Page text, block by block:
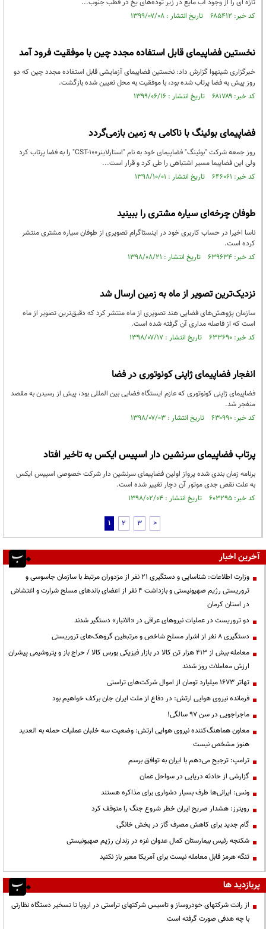
تازه ای را از وجود آب مایع در زیر توده‌های یخ در قطب جنوب...
کد خبر: ۶۸۵۴۱۲ تاریخ انتشار : ۱۳۹۹/۰۷/۰۸
نخستین فضاپیمای قابل استفاده مجدد چین با موفقیت فرود آمد
خبرگزاری شینهوا گزارش داد: نخستین فضاپیمای آزمایشی قابل استفاده مجدد چین که دو
روز پیش به فضا پرتاب شده بود، با موفقیت به محل تعیین شده بازگشت.
کد خبر: ۶۸۱۷۸۹ تاریخ انتشار : ۱۳۹۹/۰۶/۱۶
فضاپیمای بوئینگ با ناکامی به زمین بازمی‌گردد
روز جمعه شرکت "بوئینگ" فضاپیمای خود به نام "استارلاینرCST-۱۰۰" را به فضا پرتاب کرد
ولی این فضاپیما مسیر اشتباهی را طی کرد و قرار است...
کد خبر: ۶۴۶۰۶۱ تاریخ انتشار : ۱۳۹۸/۱۰/۰۱
طوفان چرخه‌ای سیاره مشتری را ببینید
ناسا اخیرا در حساب کاربری خود در اینستاگرام تصویری از طوفان سیاره مشتری منتشر
کرده است.
کد خبر: ۶۳۹۶۳۴ تاریخ انتشار : ۱۳۹۸/۰۸/۲۱
نزدیک‌ترین تصویر از ماه به زمین ارسال شد
سازمان پژوهش‌های فضایی هند تصویری از ماه منتشر کرد که دقیق‌ترین تصویر از ماه
است که از فاصله مداری آن گرفته شده است.
کد خبر: ۶۳۳۶۹۰ تاریخ انتشار : ۱۳۹۸/۰۷/۱۷
انفجار فضاپیمای ژاپنی کونوتوری در فضا
فضاپیمای ژاپنی کونوتوری که عازم ایستگاه فضایی بین المللی بود، پیش از رسیدن به مقصد
منفجر شد.
کد خبر: ۶۳۰۹۹۰ تاریخ انتشار : ۱۳۹۸/۰۷/۰۳
پرتاب فضاپیمای سرنشین دار اسپیس ایکس به تاخیر افتاد
برنامه زمان بندی شده پرواز اولین فضاپیمای سرنشین دار شرکت خصوصی اسپیس ایکس
به علت نقص جدی موتور آن دچار تغییر شده است.
کد خبر: ۶۰۳۲۹۵ تاریخ انتشار : ۱۳۹۸/۰۲/۰۴
1 2 3 >
آخرین اخبار
وزارت اطلاعات: شناسایی و دستگیری ۲۱ نفر از مزدوران مرتبط با سازمان جاسوسی و
تروریستی رژیم صهیونیستی و بازداشت ۴ نفر از اعضای باندهای مسلح شرارت و اغتشاش
در استان کرمان
دو تروریست در عملیات نیروهای عراقی در «الانبار» دستگیر شدند
دستگیری ۸ نفر از اشرار مسلح شاخص و مرتبطین گروهک‌های تروریستی
معامله بیش از ۴۱۳ هزار تن کالا در بازار فیزیکی بورس کالا / حراج باز و پتروشیمی پیشران
ارزش معاملات روز شدند
تهاتر ۱۶۷۳ میلیارد تومان از اموال شرکت‌های تراستی
فرمانده نیروی هوایی ارتش: در دفاع از ملت ایران جان برکف خواهیم بود
ماجراجویی در سن ۹۷ سالگی!
معاون هماهنگ‌کننده نیروی هوایی ارتش: وضعیت سه خلبان عملیات حمله به العدید
هنوز مشخص نیست
ترامپ: ترجیح می‌دهم با ایران به توافق برسم
گزارشی از حادثه دریایی در سواحل عمان
ونس: ایرانی‌ها طرف بسیار دشواری برای مذاکره هستند
رویترز: هشدار صریح ایران خطر شروع جنگ را متوقف کرد
گام جدید برای کاهش مصرف گاز در بخش خانگی
شکنجه رئیس بیمارستان کمال عدوان غزه در زندان رژیم صهیونیستی
تنگه هرمز قابل معامله نیست برای آمریکا معبر باز نکنید
پربازدید ها
از رانت‌ شرکتهای خودروساز و تاسیس شرکتهای تراستی در اروپا تا تسخیر دستگاه نظارتی
با چه هدفی صورت گرفته است